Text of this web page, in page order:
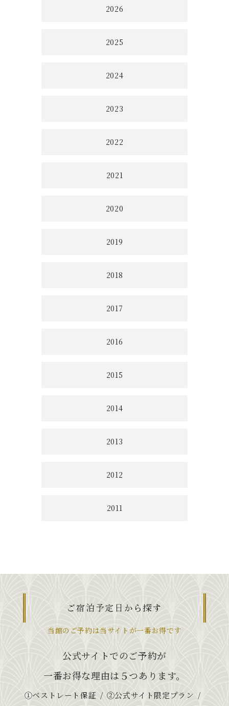
2026
2025
2024
2023
2022
2021
2020
2019
2018
2017
2016
2015
2014
2013
2012
2011
ご宿泊予定日から探す
当館のご予約は当サイトが一番お得です
公式サイトでのご予約が
一番お得な理由は５つあります。
①ベストレート保証
②公式サイト限定プラン